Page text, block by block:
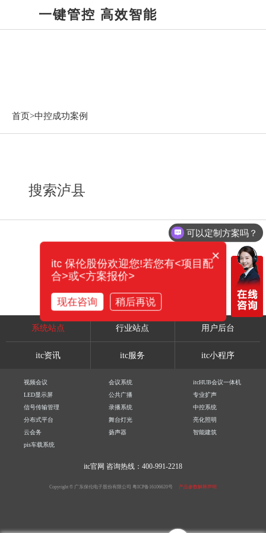
一键管控 高效智能
首页>中控成功案例
搜索泸县
系统站点 行业站点 用户后台
itc资讯 itc服务 itc小程序
视频会议 会议系统
itcHUB会议一体机
LED显示屏
公共广播
专业扩声
信号传输管理
录播系统
中控系统
分布式平台
舞台灯光
亮化照明
云会务
扬声器
智能建筑
pis车载系统
itc官网 咨询热线：400-991-2218
Copyright © 广东保伦电子股份有限公司 粤ICP备16106620号 产品参数解释声明
可以定制方案吗？
×
itc 保伦股份欢迎您!若您有<项目配
合>或<方案报价>
现在咨询 稍后再说